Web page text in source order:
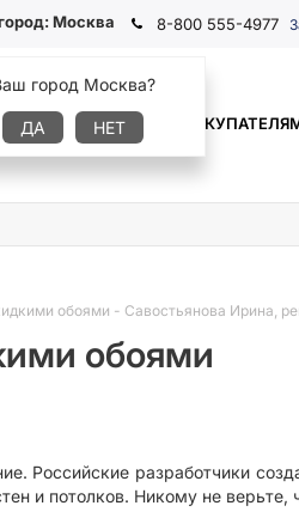
Москва
город Москва?
ДА НЕТ
8-800 555-4977
КУПИТЬ ИНФОРМАЦИЯ
обоями - Савостьянова Ирина,
обоями
Российские разработчики
потолков. Никому не верьте,